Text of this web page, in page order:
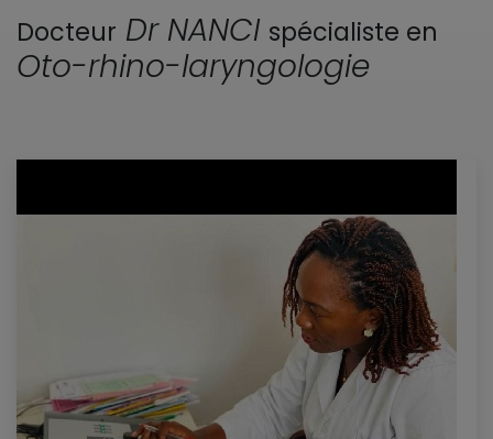
Docteur Dr NANCI spécialiste en
Oto-rhino-laryngologie